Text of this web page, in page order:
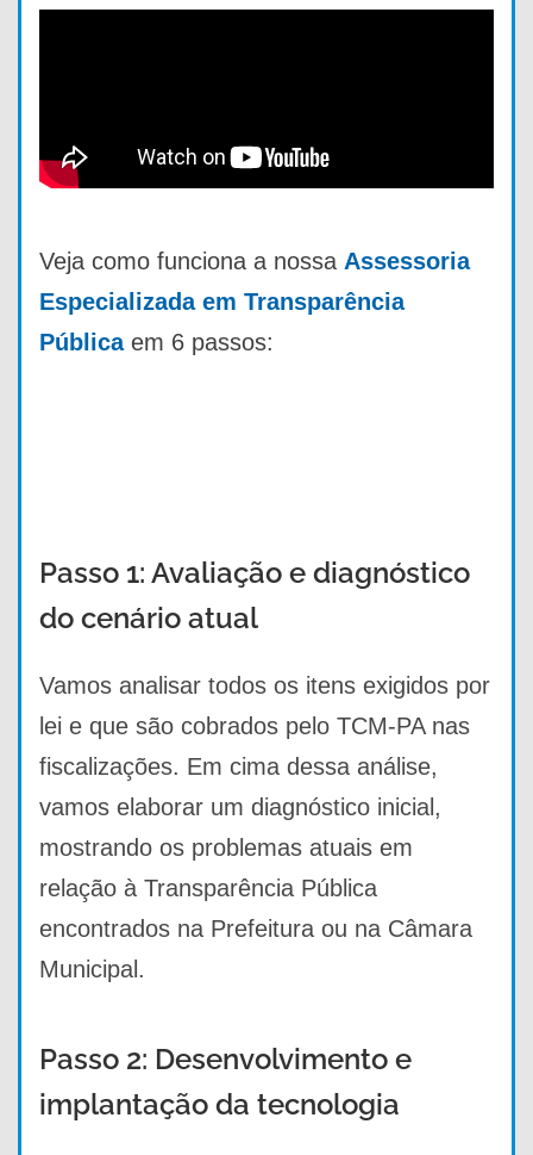
Veja como funciona a nossa Assessoria
Especializada em Transparência
Pública em 6 passos:
Passo 1: Avaliação e diagnóstico
do cenário atual
Vamos analisar todos os itens exigidos por
lei e que são cobrados pelo TCM-PA nas
fiscalizações. Em cima dessa análise,
vamos elaborar um diagnóstico inicial,
mostrando os problemas atuais em
relação à Transparência Pública
encontrados na Prefeitura ou na Câmara
Municipal.
Passo 2: Desenvolvimento e
implantação da tecnologia